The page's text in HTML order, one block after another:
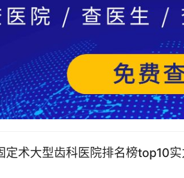
术大型齿科医院排名榜top10